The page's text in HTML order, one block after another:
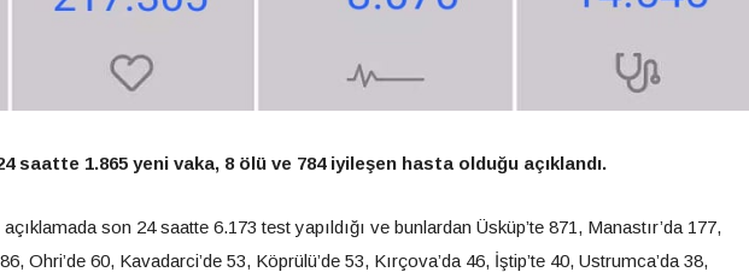
saatte 1.865 yeni vaka, 8 ölü ve 784 iyileşen hasta olduğu açıklandı.
açıklamada son 24 saatte 6.173 test yapıldığı ve bunlardan Üsküp’te 871, Manastır’da 177,
Ohri’de 60, Kavadarci’de 53, Köprülü’de 53, Kırçova’da 46, İştip’te 40, Ustrumca’da 38,